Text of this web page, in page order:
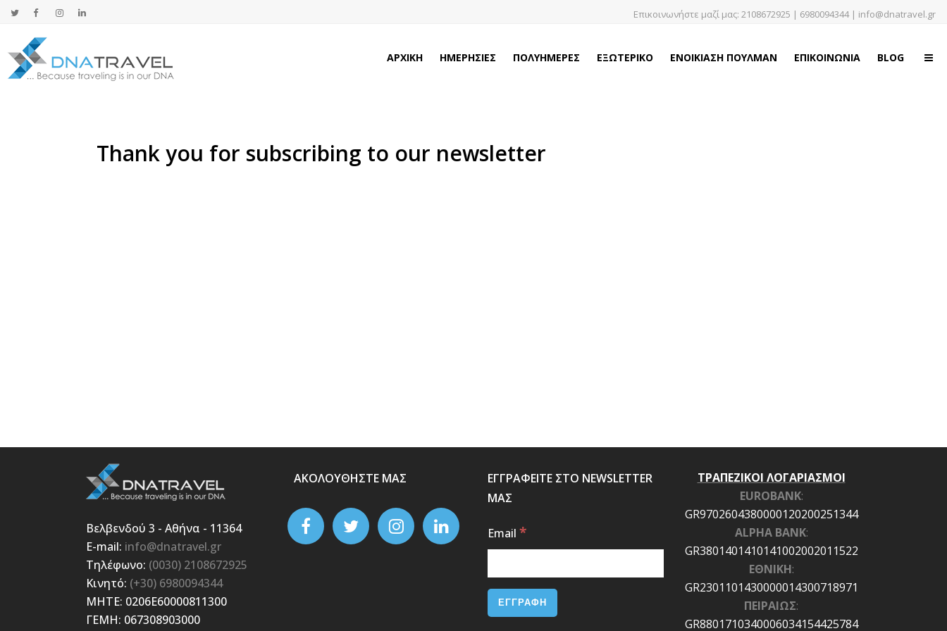
Επικοινωνήστε μαζί μας: 2108672925 | 6980094344| info@dnatravel.gr
ΑΡΧΙΚΗ ΗΜΕΡΗΣΙΕΣ ΠΟΛΥΗΜΕΡΕΣ ΕΞΩΤΕΡΙΚΟ ΕΝΟΙΚΙΑΣΗ ΠΟΥΛΜΑΝ ΕΠΙΚΟΙΝΩΝΙΑ BLOG
Thank you for subscribing to our newsletter
Βελβενδού 3 - Αθήνα - 11364
E-mail: info@dnatravel.gr
Τηλέφωνο: (0030) 2108672925
Κινητό: (+30) 6980094344
ΜΗΤΕ: 0206E60000811300
ΓΕΜΗ: 067308903000
ΑΚΟΛΟΥΘΗΣΤΕ ΜΑΣ
ΕΓΓΡΑΦΕΙΤΕ ΣΤΟ NEWSLETTER
ΜΑΣ
Email *
ΤΡΑΠΕΖΙΚΟΙ ΛΟΓΑΡΙΑΣΜΟΙ
EUROBANK:
GR9702604380000120200251344
ALPHA BANK:
GR3801401410141002002011522
ΕΘΝΙΚΗ:
GR2301101430000014300718971
ΠΕΙΡΑΙΩΣ:
GR8801710340006034154425784